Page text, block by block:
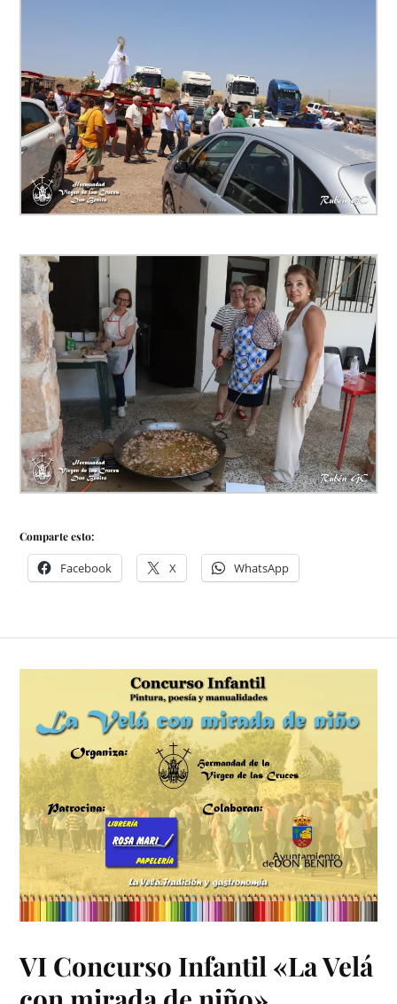
Comparte esto:
Facebook X WhatsApp
VI Concurso Infantil «La Velá